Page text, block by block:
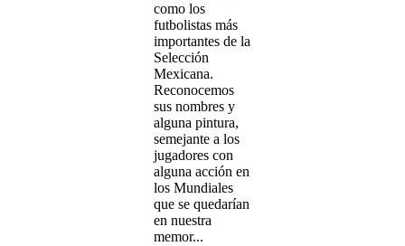
como los
futbolistas más
importantes de la
Selección
Mexicana.
Reconocemos
sus nombres y
alguna pintura,
semejante a los
jugadores con
alguna acción en
los Mundiales
que se quedarían
en nuestra
memor...